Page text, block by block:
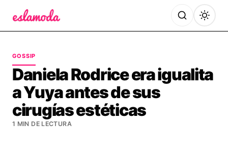
GOSSIP
Daniela Rodrice era igualita
a Yuya antes de sus
cirugías estéticas
1 MIN DE LECTURA